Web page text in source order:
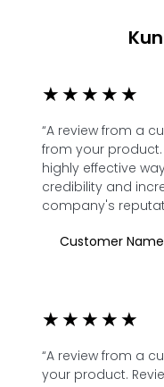
★ ★ ★ ★ ★
“A review from a
from your
highly effective
credibility and
company's
Customer Name
★ ★ ★ ★ ★
“A review from a
your product.